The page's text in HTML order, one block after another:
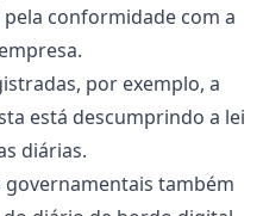
conformidade com a
por exemplo, a
está descumprindo a lei
diárias.
governamentais também